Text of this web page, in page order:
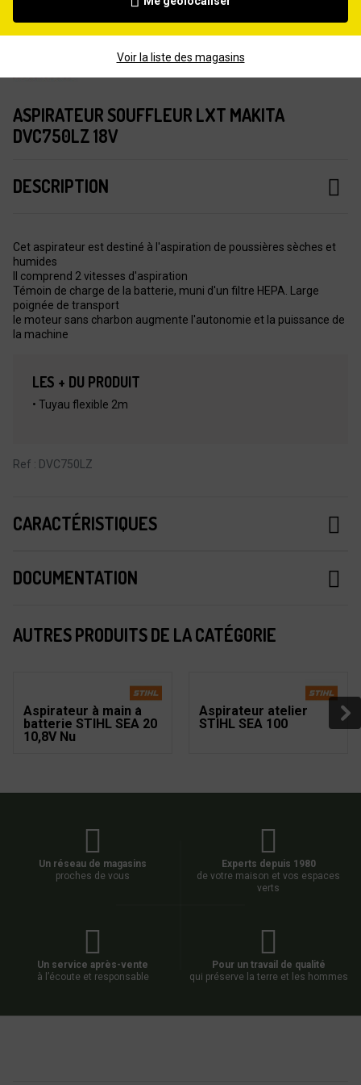
ASPIRATEUR SOUFFLEUR LXT MAKITA
DVC750LZ 18V
DESCRIPTION
Cet aspirateur est destiné à l'aspiration de poussières sèches et
humides
Il comprend 2 vitesses d'aspiration
Témoin de charge de la batterie, muni d'un filtre HEPA. Large
poignée de transport
le moteur sans charbon augmente l'autonomie et la puissance de
la machine
LES + DU PRODUIT
• Tuyau flexible 2m
Ref : DVC750LZ
CARACTÉRISTIQUES
DOCUMENTATION
AUTRES PRODUITS DE LA CATÉGORIE
Aspirateur à main à
batterie STIHL SEA 20
10,8V Nu
Aspirateur atelier
STIHL SEA 100
Un réseau de magasins
proches de vous
Experts depuis 1980
de votre maison et vos espaces
verts
Un service après-vente
à l’écoute et responsable
Pour un travail de qualité
qui préserve la terre et les hommes
Voir la liste des magasins